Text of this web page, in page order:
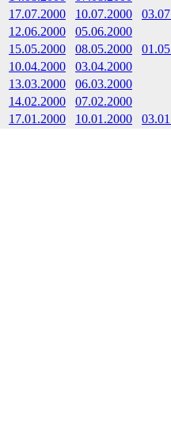
17.07.2000 10.07.2000
12.06.2000
05.06.2000
15.05.2000 08.05.2000
10.04.2000
03.04.2000
13.03.2000
06.03.2000
14.02.2000
07.02.2000
17.01.2000 10.01.2000